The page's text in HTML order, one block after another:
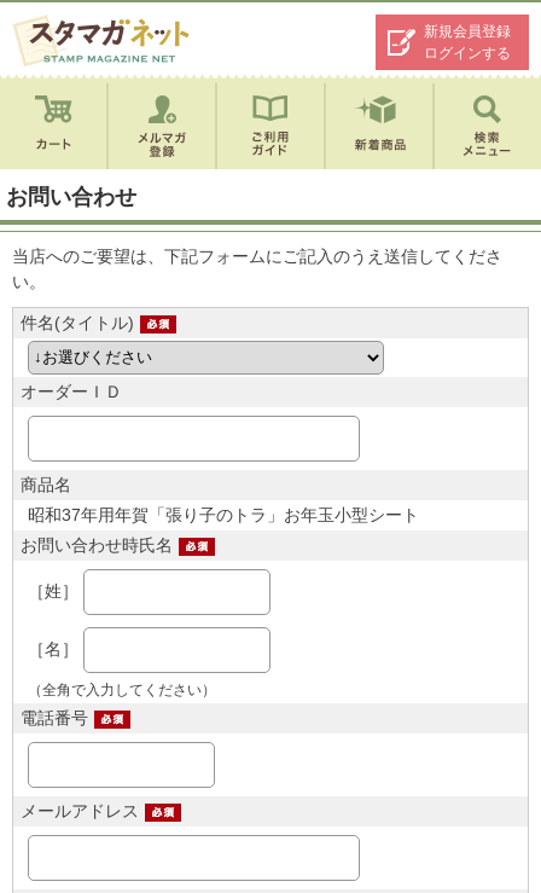
新規会員登録
ログインする
お問い合わせ
当店へのご要望は、下記フォームにご記入のうえ送信してくださ
い。
件名(タイトル)
オーダーＩＤ
商品名
昭和37年用年賀「張り子のトラ」お年玉小型シート
お問い合わせ時氏名
［姓］
［名］
（全角で入力してください）
電話番号
メールアドレス